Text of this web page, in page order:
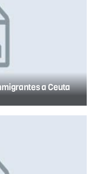
a Ceuta